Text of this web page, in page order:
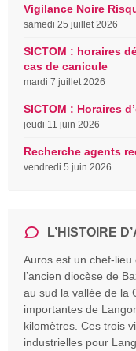
Vigilance Noire
samedi 25 juillet 2026
SICTOM : horaires
cas de canicule
mardi 7 juillet 2026
SICTOM : Horaires
jeudi 11 juin 2026
Recherche agents
vendredi 5 juin 2026
L’HISTOIRE
Auros est un chef-lieu
l’ancien diocèse de
au sud la vallée de la
importantes de
kilomètres. Ces trois
industrielles pour